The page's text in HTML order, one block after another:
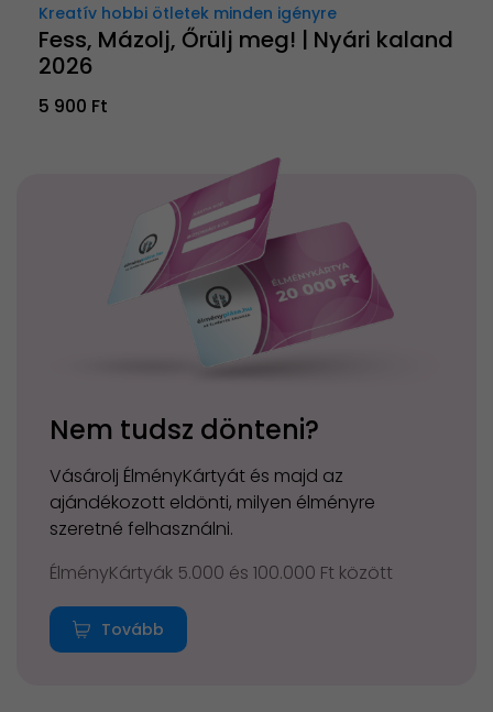
Kreatív hobbi ötletek minden igényre
Fess, Mázolj, Őrülj meg! | Nyári kaland
2026
5 900 Ft
Nem tudsz dönteni?
Vásárolj ÉlményKártyát és majd az
ajándékozott eldönti, milyen élményre
szeretné felhasználni.
ÉlményKártyák 5.000 és 100.000 Ft között
Tovább